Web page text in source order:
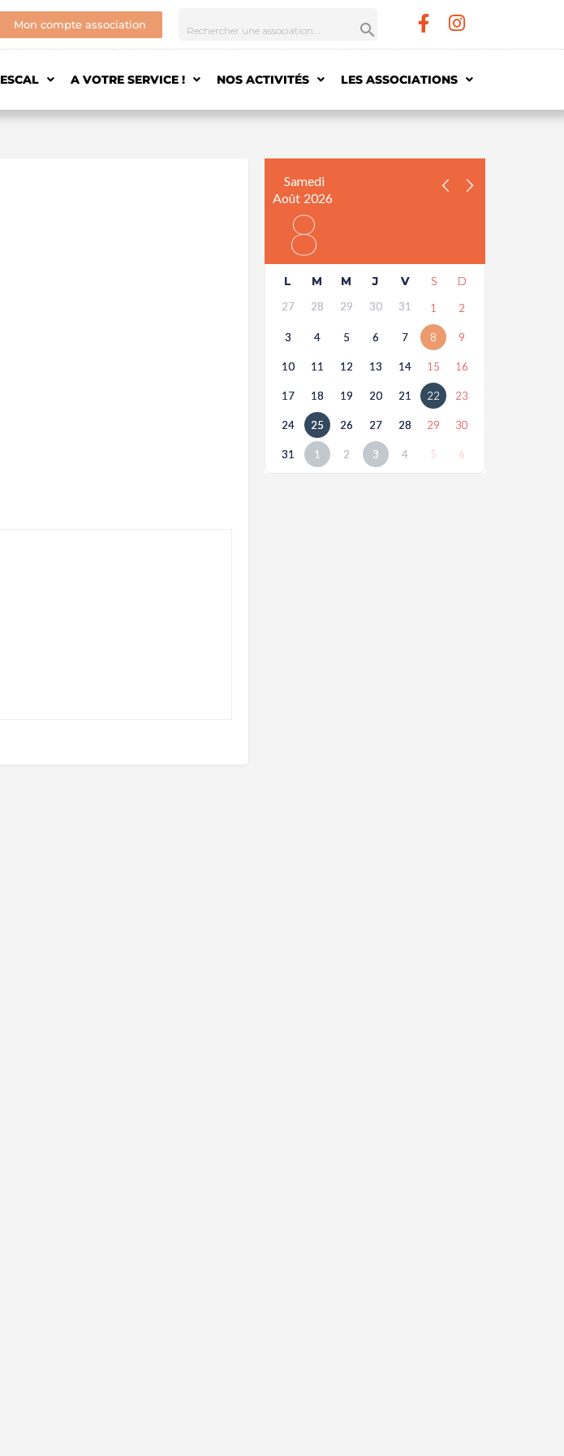
Mon compte association
ESCAL A VOTRE SERVICE ! NOS ACTIVITÉS LES ASSOCIATIONS
Samedi
Août 2026
8
L M M J V S D
27 28 29 30 31 1 2
3 4 5 6 7 8 9
10 11 12 13 14 15 16
17 18 19 20 21 22 23
24 25 26 27 28 29 30
31 1 2 3 4 5 6